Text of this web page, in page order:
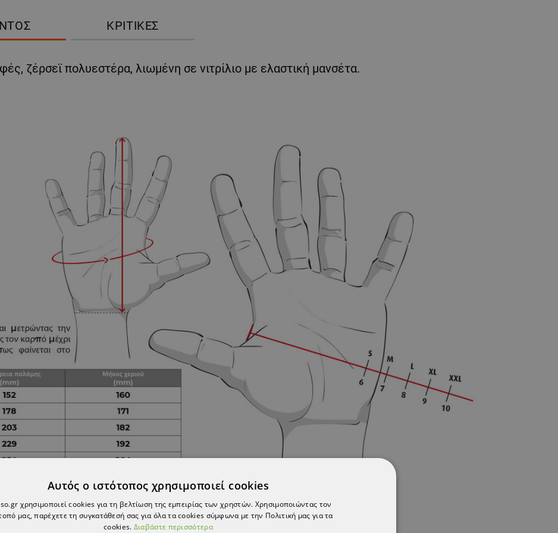
ΚΡΙΤΙΚΈΣ
ζέρσεϊ πολυεστέρα, λιωμένη σε νιτρίλιο με ελαστική μανσέτα.
Αυτός ο ιστότοπος χρησιμοποιεί cookies
χρησιμοποιεί cookies για τη βελτίωση της εμπειρίας των χρηστών. Χρησιμοποιώντας τον
μας, παρέχετε τη συγκατάθεσή σας για όλα τα cookies σύμφωνα με την Πολιτική μας για τα
cookies. Διαβάστε περισσότερα